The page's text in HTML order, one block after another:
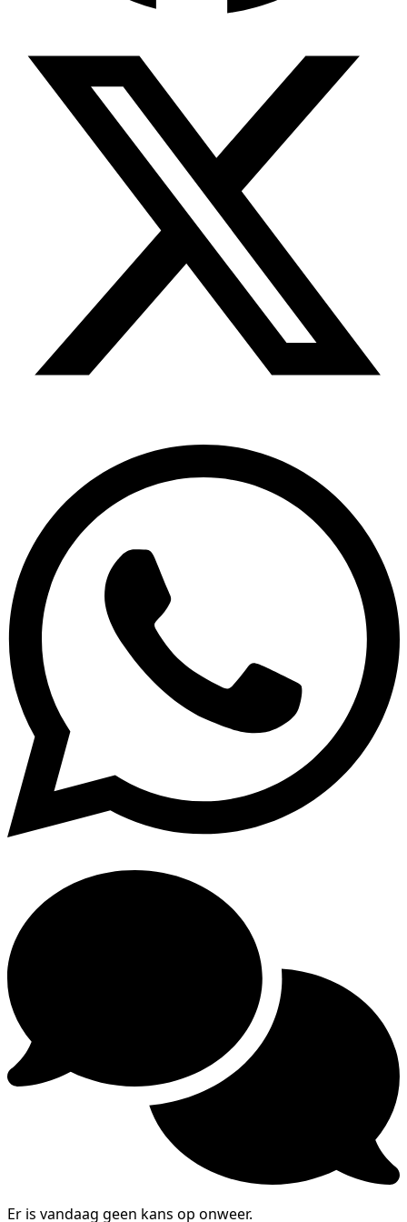
Er is vandaag geen kans op onweer.